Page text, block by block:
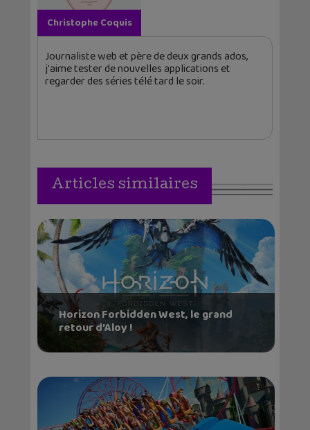
Christophe Coquis
Journaliste web et père de deux grands ados,
j'aime tester de nouvelles applications et
regarder des séries télé tard le soir.
Articles similaires
Horizon Forbidden West, le grand
retour d’Aloy !